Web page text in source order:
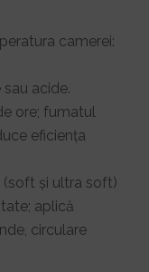
camerei:
acide.
ore; fumatul
eficiența
(soft și ultra soft)
aplică
circulare